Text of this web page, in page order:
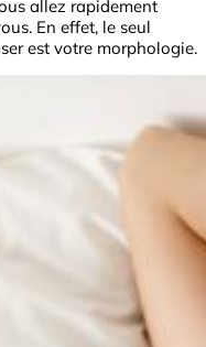
allez rapidement
En effet, le seul
est votre morphologie.